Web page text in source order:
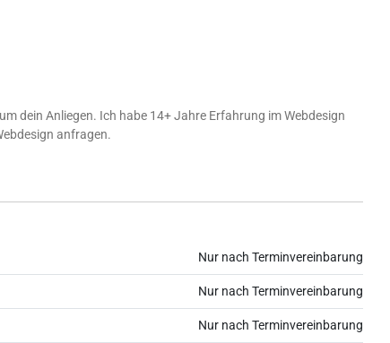
dein Anliegen. Ich habe 14+ Jahre Erfahrung im Webdesign
anfragen.
Nur nach Terminvereinbarung
Nur nach Terminvereinbarung
Nur nach Terminvereinbarung